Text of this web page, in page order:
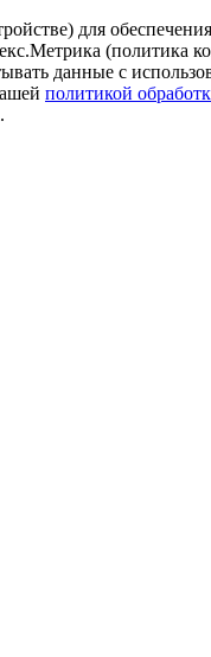
для
(политика
данные с
политикой